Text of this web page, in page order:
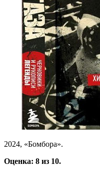
2024, «Бомбора».
Оценка: 8 из 10.